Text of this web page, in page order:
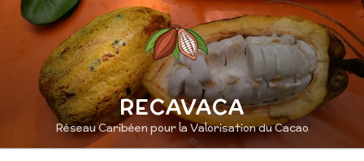
Aller
principal
RECAVACA
Réseau Caribéen pour la Valorisation du Cacao